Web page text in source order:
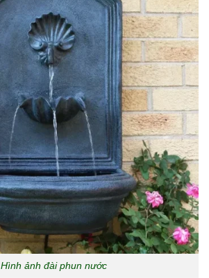
Hình ảnh đài phun nước